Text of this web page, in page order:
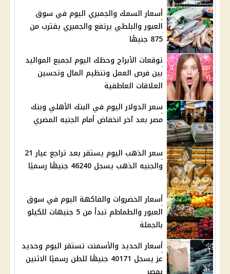
أسعار السمك والجمبري اليوم في سوق
العبور والبلطي يرتفع والجمبري يقترب من
875 جنيهًا
توقعات الأبراج وحظك اليوم لجميع المواليد
بين فرص العمل وتنظيم المال وتحسين
العلاقات العاطفية
سعر الدولار اليوم في البنك الأهلي وبنك
مصر بعد آخر انخفاض أمام الجنيه المصري
سعر الذهب اليوم يستقر بعد تراجع عيار 21
والجنيه الذهب يسجل 46240 جنيهًا رسميًا
أسعار الخضروات والفاكهة اليوم في سوق
العبور والطماطم تبدأ من 5 جنيهات للكيلو
بالجملة
أسعار الحديد والأسمنت تستقر اليوم وحديد
عز يسجل 40171 جنيهًا للطن رسميًا الاثنين